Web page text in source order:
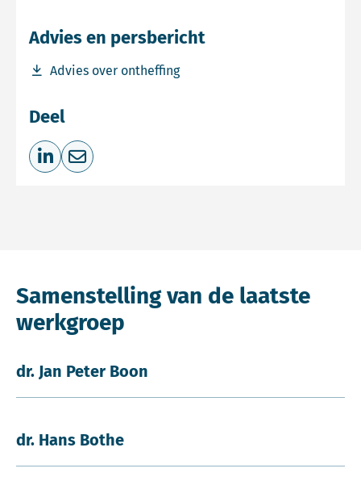
Advies en persbericht
Advies over ontheffing
Download bestand Advies over ontheffing
Deel
Deel op LinkedIn
Deel via e-mail
Samenstelling van de laatste
werkgroep
dr. Jan Peter Boon
dr. Hans Bothe